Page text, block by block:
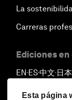
Esta página
La
Carreras
Ediciones
EN ▪ ES▪中文▪ 日